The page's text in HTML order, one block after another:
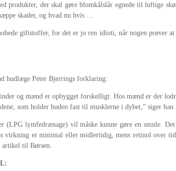
produkter, der skal gøre blomkålslår egnede til luftige
skader, og hvad nu hvis …
giftstoffer, for det er jo ren idioti, når nogen
hudlæge Peter Bjerrings forklaring:
og mænd er opbygget forskelligt. Hos mænd er der
som holder huden fast til musklerne i dybet,” siger han.
(LPG lymfedrænage) vil måske kunne gøre en smule.
virkning er minimal eller midlertidig, mens retinol over
til Børsen.